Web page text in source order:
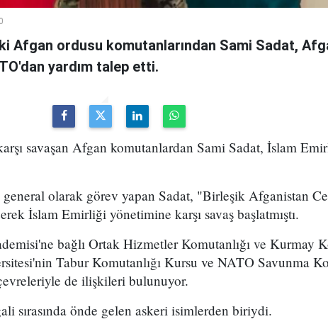
Afgan ordusu komutanlarından Sami Sadat,
yardım talep etti.
savaşan Afgan komutanlardan Sami Sadat, İslam
olarak görev yapan Sadat, "Birleşik Afganistan
İslam Emirliği yönetimine karşı savaş başlatmıştı.
bağlı Ortak Hizmetler Komutanlığı ve Kurmay
Tabur Komutanlığı Kursu ve NATO Savunma
de ilişkileri bulunuyor.
sırasında önde gelen askeri isimlerden biriydi.